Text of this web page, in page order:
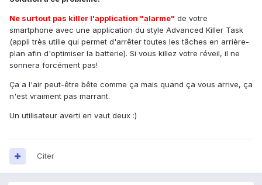
Ne surtout pas killer l'application "alarme" de votre
smartphone avec une application du style Advanced Killer Task
(appli très utilie qui permet d'arrêter toutes les tâches en arrière-
plan afin d'optimiser la batterie). Si vous killez votre réveil, il ne
sonnera forcément pas!
Ça a l'air peut-être bête comme ça mais quand ça vous arrive, ça
n'est vraiment pas marrant.
Un utilisateur averti en vaut deux :)
Citer